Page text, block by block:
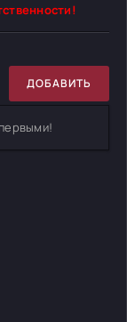
ДОБАВИТЬ